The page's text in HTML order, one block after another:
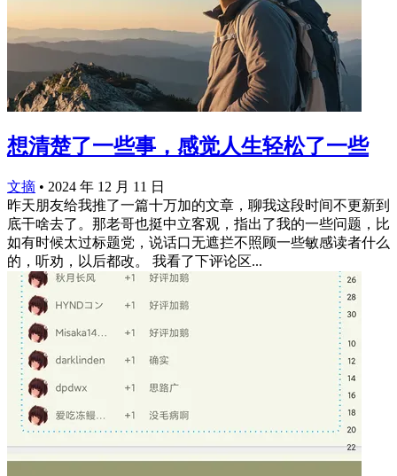
想清楚了一些事，感觉人生轻松了一些
文摘 • 2024 年 12 月 11 日
昨天朋友给我推了一篇十万加的文章，聊我这段时间不更新到
底干啥去了。那老哥也挺中立客观，指出了我的一些问题，比
如有时候太过标题党，说话口无遮拦不照顾一些敏感读者什么
的，听劝，以后都改。 我看了下评论区...